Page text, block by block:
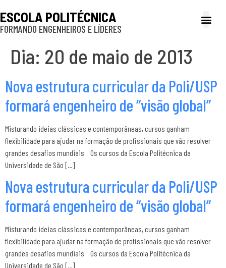
ESCOLA POLITÉCNICA
FORMANDO ENGENHEIROS E LÍDERES
Dia: 20 de maio de 2013
Nova estrutura curricular da Poli/USP
formará engenheiro de “visão global”
Misturando ideias clássicas e contemporâneas, cursos ganham
flexibilidade para ajudar na formação de profissionais que vão resolver
grandes desafios mundiais Os cursos da Escola Politécnica da
Universidade de São […]
Nova estrutura curricular da Poli/USP
formará engenheiro de “visão global”
Misturando ideias clássicas e contemporâneas, cursos ganham
flexibilidade para ajudar na formação de profissionais que vão resolver
grandes desafios mundiais Os cursos da Escola Politécnica da
Universidade de São […]